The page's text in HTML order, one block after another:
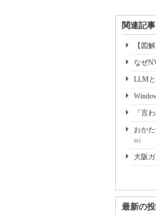
関連記
【図
なぜ
LLMと
「言
おか
m)
大阪
最新の